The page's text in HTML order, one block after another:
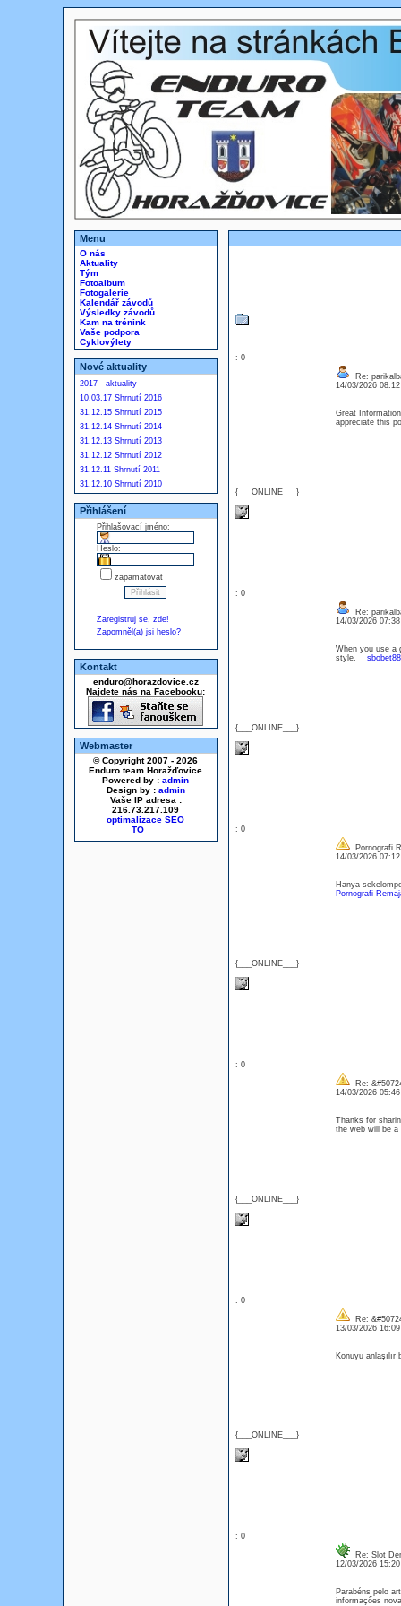
Menu
O nás
Aktuality
Tým
Fotoalbum
Fotogalerie
Kalendář závodů
Výsledky závodů
Kam na trénink
Vaše podpora
Cyklovýlety
Nové aktuality
2017 - aktuality
10.03.17 Shrnutí 2016
31.12.15 Shrnutí 2015
31.12.14 Shrnutí 2014
31.12.13 Shrnutí 2013
31.12.12 Shrnutí 2012
31.12.11 Shrnutí 2011
31.12.10 Shrnutí 2010
Přihlášení
Přihlašovací jméno:
Heslo:
zapamatovat
Zaregistruj se, zde!
Zapomněl(a) jsi heslo?
Kontakt
enduro@horazdovice.cz
Najdete nás na Facebooku:
Webmaster
© Copyright 2007 - 2026
Enduro team Horažďovice
Powered by : admin
Design by : admin
Vaše IP adresa :
216.73.217.109
optimalizace SEO
: 0
{___ONLINE___}
Re:
14/03/2026
Great
appreciate this
: 0
{___ONLINE___}
Re:
14/03/2026
When you use a
style.
: 0
{___ONLINE___}
Pornografi
14/03/2026
Hanya
Pornografi
: 0
{___ONLINE___}
Re:
14/03/2026
Thanks for
the web will be
: 0
{___ONLINE___}
Re:
13/03/2026
Konuyu
: 0
Re: Slot
12/03/2026
Parabéns pelo
informaçőes